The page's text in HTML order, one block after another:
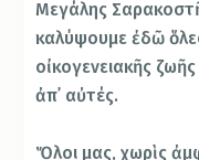
Μεγάλης
καλύψουμε ἐδῶ
οἰκογενειακῆς
ἀπ᾿ αὐτές.
Ὅλοι μας, χωρὶς